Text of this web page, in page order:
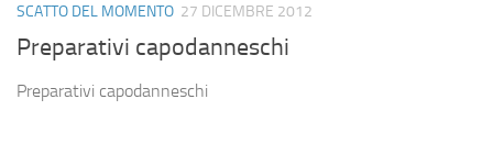
SCATTO DEL MOMENTO 27 DICEMBRE 2012
Preparativi capodanneschi
Preparativi capodanneschi